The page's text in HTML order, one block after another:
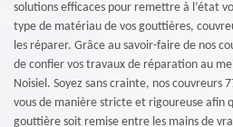
solutions efficaces pour remettre à l’état
type de matériau de vos gouttières,
les réparer. Grâce au savoir-faire de nos
de confier vos travaux de réparation au
Noisiel. Soyez sans crainte, nos couvreurs
vous de manière stricte et rigoureuse afin
gouttière soit remise entre les mains de